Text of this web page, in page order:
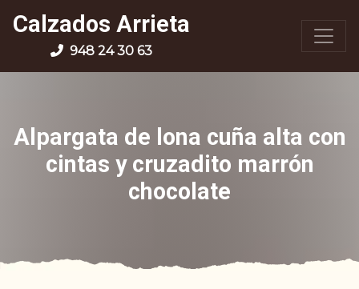
Calzados Arrieta
948 24 30 63
Alpargata de lona cuña alta con
cintas y cruzadito marrón
chocolate